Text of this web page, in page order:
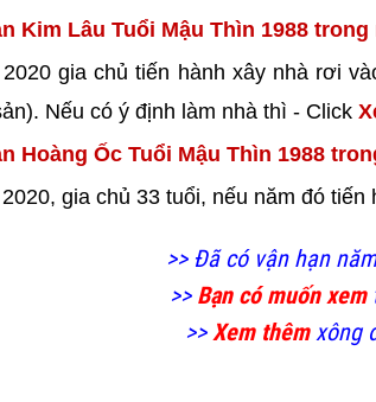
Kim Lâu Tuổi Mậu Thìn 1988 trong
2020 gia chủ tiến hành xây nhà rơi
Nếu có ý định làm nhà thì - Click
Hoàng Ốc Tuổi Mậu Thìn 1988
gia chủ 33 tuổi, nếu năm đó tiến
>> Đã có vận hạn
>> Bạn có muốn xem
>>Xem thêmxông